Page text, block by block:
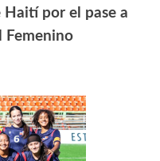
Haití por el pase a
Femenino